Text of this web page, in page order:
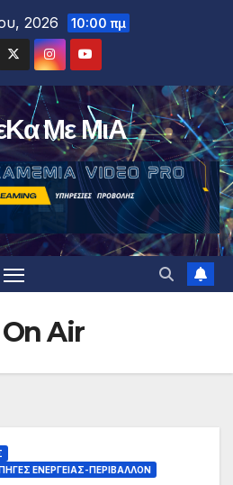
2026 10:00 πμ
Με ΜιΑ
Air
ΕΝΈΡΓΕΙΑΣ-ΠΕΡΙΒΆΛΛΟΝ